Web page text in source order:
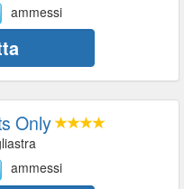
ammessi
Only
ammessi